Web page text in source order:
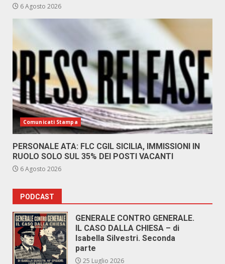
6 Agosto 2026
Comunicati Stampa
PERSONALE ATA: FLC CGIL SICILIA, IMMISSIONI IN
RUOLO SOLO SUL 35% DEI POSTI VACANTI
6 Agosto 2026
PODCAST
GENERALE CONTRO GENERALE.
IL CASO DALLA CHIESA – di
Isabella Silvestri. Seconda
parte
25 Luglio 2026